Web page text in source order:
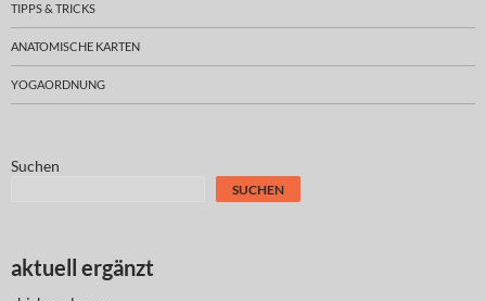
TIPPS & TRICKS
ANATOMISCHE KARTEN
YOGAORDNUNG
Suchen
SUCHEN
aktuell ergänzt